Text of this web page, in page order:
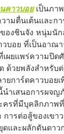
คาวบอยเป็นภา
ามตื่นเต้นและก
ของชินจัง หนุ่มนั
บอย ที่เป็นอาณา
เผยแพร่ความปิด
ด้วยพลังสำหรับต่
ยการ์ดคาวบอย
นำเสนอการผจ
ครที่มีบุคลิกภาพ
ารต่อสู้ของเขา
และผลักดันดาวก